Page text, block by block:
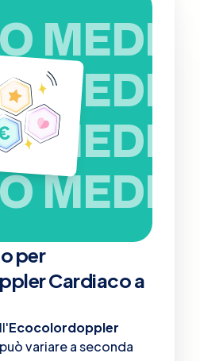
MEDIO
MEDIO
MEDIO
MEDIO
per
Cardiaco a
Ecocolordoppler
variare a seconda